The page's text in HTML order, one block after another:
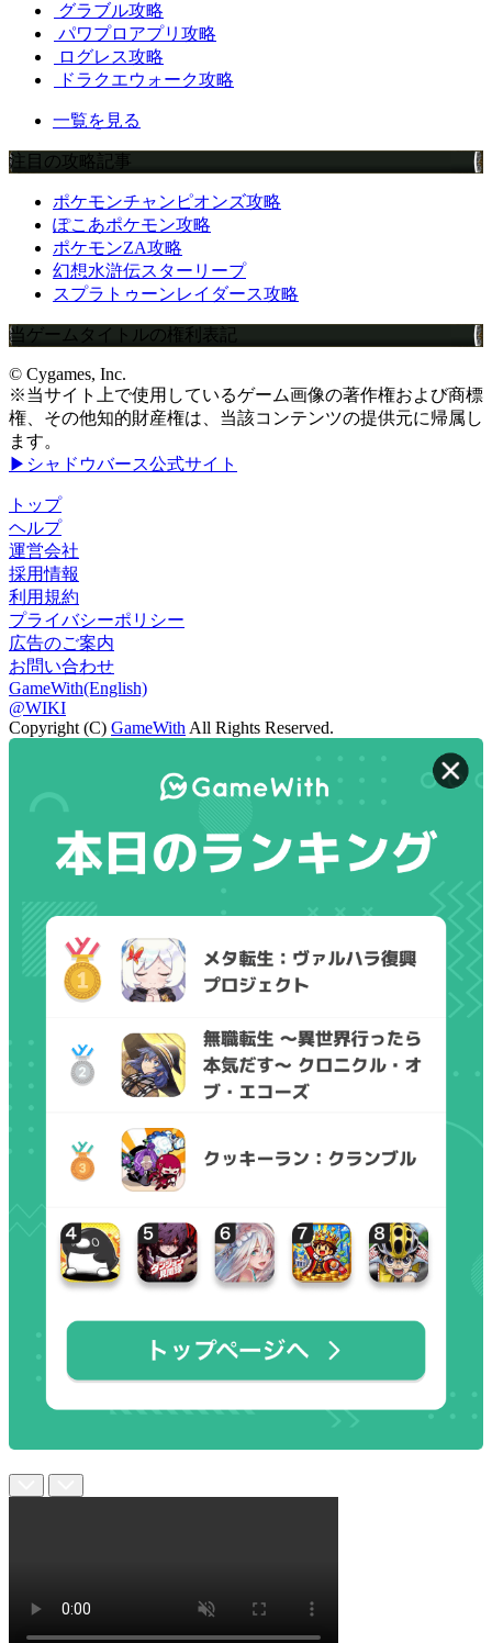
グラブル攻略
パワプロアプリ攻略
ログレス攻略
ドラクエウォーク攻略
一覧を見る
注目の攻略記事
ポケモンチャンピオンズ攻略
ぽこあポケモン攻略
ポケモンZA攻略
幻想水滸伝スターリープ
スプラトゥーンレイダース攻略
当ゲームタイトルの権利表記
© Cygames, Inc.
※当サイト上で使用しているゲーム画像の著作権および商標
権、その他知的財産権は、当該コンテンツの提供元に帰属し
ます。
▶シャドウバース公式サイト
トップ
ヘルプ
運営会社
採用情報
利用規約
プライバシーポリシー
広告のご案内
お問い合わせ
GameWith(English)
@WIKI
Copyright (C) GameWith All Rights Reserved.